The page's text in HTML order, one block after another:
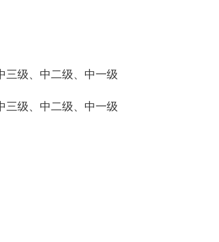
三级、中二级、中一级
三级、中二级、中一级